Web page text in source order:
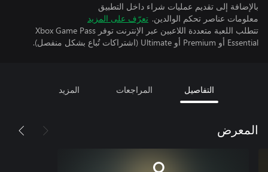
بالإضافة إلى تقديم عمليات شراء داخل التطبيق
معلومات عناصر تحكم الوالدين. تعرّف على المزيد
تتطلب اللعبة متعددة اللاعبين عبر الإنترنت توفر Xbox Game Pass
Essential أو Premium أو Ultimate (اشتراكات تُباع بشكل منفصل).
التفاصيل المراجعات المزيد
المعرض